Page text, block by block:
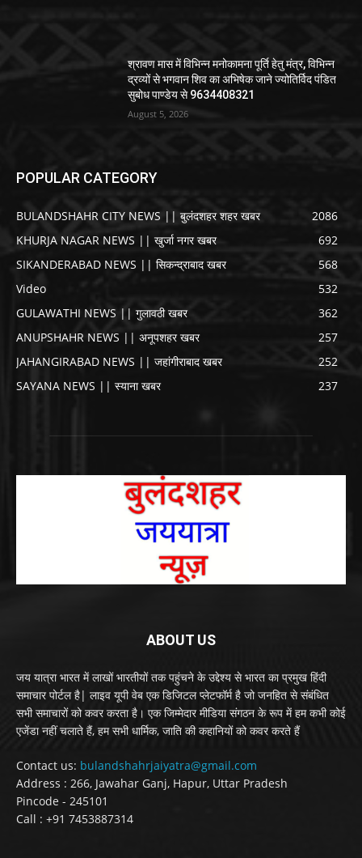
श्रावण मास में विभिन्न मनोकामना पूर्ति हेतु मंत्र, विभिन्न
द्रव्यों से भगवान शिव का अभिषेक जाने ज्योतिर्विद पंडित
सुबोध पाण्डेय से 9634408321
August 5, 2026
POPULAR CATEGORY
BULANDSHAHR CITY NEWS || बुलंदशहर शहर खबर
2086
KHURJA NAGAR NEWS || खुर्जा नगर खबर
692
SIKANDERABAD NEWS || सिकन्द्राबाद खबर
568
Video
532
GULAWATHI NEWS || गुलावठी खबर
362
ANUPSHAHR NEWS || अनूपशहर खबर
257
JAHANGIRABAD NEWS || जहांगीराबाद खबर
252
SAYANA NEWS || स्याना खबर
237
ABOUT US
जय यात्रा भारत में लाखों भारतीयों तक पहुंचने के उद्देश्य से भारत का प्रमुख हिंदी
समाचार पोर्टल है| लाइव यूपी वेब एक डिजिटल प्लेटफॉर्म है जो जनहित से संबंधित
सभी समाचारों को कवर करता है। एक जिम्मेदार मीडिया संगठन के रूप में हम कभी कोई
एजेंडा नहीं चलाते हैं, हम सभी धार्मिक, जाति की कहानियों को कवर करते हैं
Contact us: bulandshahrjaiyatra@gmail.com
Address : 266, Jawahar Ganj, Hapur, Uttar Pradesh
Pincode - 245101
Call : +91 7453887314